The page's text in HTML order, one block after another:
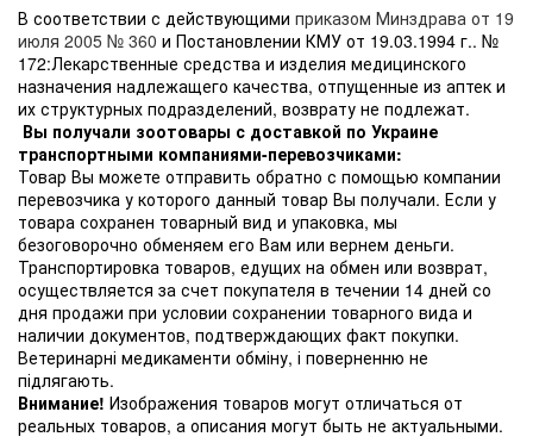
В соответствии с действующими приказом Минздрава от 19
июля 2005 № 360 и Постановлении КМУ от 19.03.1994 г.. №
172:Лекарственные средства и изделия медицинского
назначения надлежащего качества, отпущенные из аптек и
их структурных подразделений, возврату не подлежат.
Вы получали зоотовары с доставкой по Украине
транспортными компаниями-перевозчиками:
Товар Вы можете отправить обратно с помощью компании
перевозчика у которого данный товар Вы получали. Если у
товара сохранен товарный вид и упаковка, мы
безоговорочно обменяем его Вам или вернем деньги.
Транспортировка товаров, едущих на обмен или возврат,
осуществляется за счет покупателя в течении 14 дней со
дня продажи при условии сохранении товарного вида и
наличии документов, подтверждающих факт покупки.
Ветеринарні медикаменти обміну, і поверненню не
підлягають.
Внимание! Изображения товаров могут отличаться от
реальных товаров, а описания могут быть не актуальными.